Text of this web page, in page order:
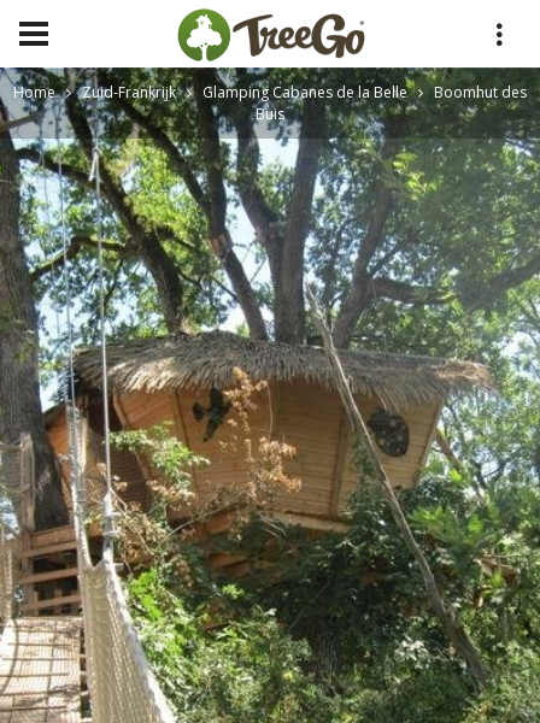
Home Zuid-Frankrijk Glamping Cabanes de la Belle
Boomhut des
Buis